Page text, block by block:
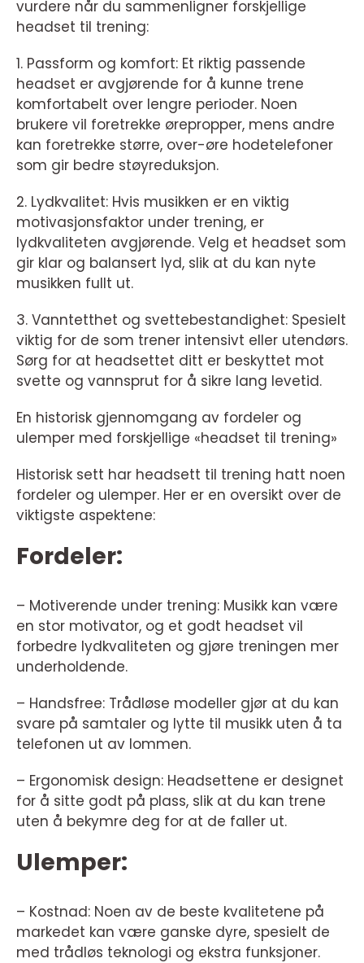
vurdere når du sammenligner forskjellige
headset til trening:
1. Passform og komfort: Et riktig passende
headset er avgjørende for å kunne trene
komfortabelt over lengre perioder. Noen
brukere vil foretrekke ørepropper, mens andre
kan foretrekke større, over-øre hodetelefoner
som gir bedre støyreduksjon.
2. Lydkvalitet: Hvis musikken er en viktig
motivasjonsfaktor under trening, er
lydkvaliteten avgjørende. Velg et headset som
gir klar og balansert lyd, slik at du kan nyte
musikken fullt ut.
3. Vanntetthet og svettebestandighet: Spesielt
viktig for de som trener intensivt eller utendørs.
Sørg for at headsettet ditt er beskyttet mot
svette og vannsprut for å sikre lang levetid.
En historisk gjennomgang av fordeler og
ulemper med forskjellige «headset til trening»
Historisk sett har headsett til trening hatt noen
fordeler og ulemper. Her er en oversikt over de
viktigste aspektene:
Fordeler:
– Motiverende under trening: Musikk kan være
en stor motivator, og et godt headset vil
forbedre lydkvaliteten og gjøre treningen mer
underholdende.
– Handsfree: Trådløse modeller gjør at du kan
svare på samtaler og lytte til musikk uten å ta
telefonen ut av lommen.
– Ergonomisk design: Headsettene er designet
for å sitte godt på plass, slik at du kan trene
uten å bekymre deg for at de faller ut.
Ulemper:
– Kostnad: Noen av de beste kvalitetene på
markedet kan være ganske dyre, spesielt de
med trådløs teknologi og ekstra funksjoner.